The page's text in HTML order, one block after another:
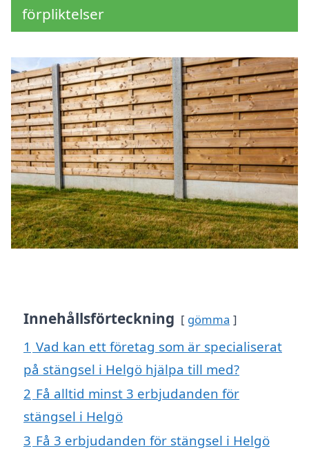
förpliktelser
Innehållsförteckning gömma
1 Vad kan ett företag som är specialiserat
på stängsel i Helgö hjälpa till med?
2 Få alltid minst 3 erbjudanden för
stängsel i Helgö
3 Få 3 erbjudanden för stängsel i Helgö